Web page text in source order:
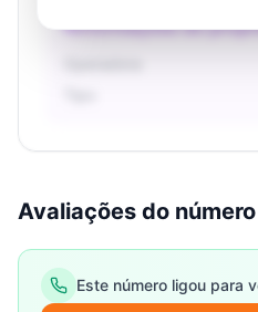
Informações do
Avaliações do
Este número ligou para